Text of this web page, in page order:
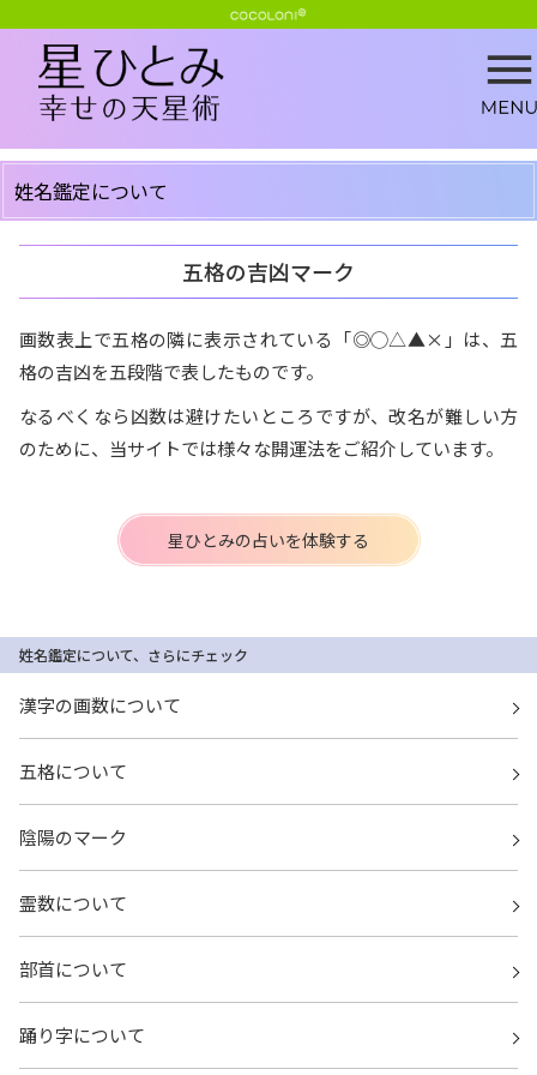
姓名鑑定について
五格の吉凶マーク
画数表上で五格の隣に表示されている「◎◯△▲×」は、五
格の吉凶を五段階で表したものです。
なるべくなら凶数は避けたいところですが、改名が難しい方
のために、当サイトでは様々な開運法をご紹介しています。
星ひとみの占いを体験する
姓名鑑定について、さらにチェック
漢字の画数について
五格について
陰陽のマーク
霊数について
部首について
踊り字について